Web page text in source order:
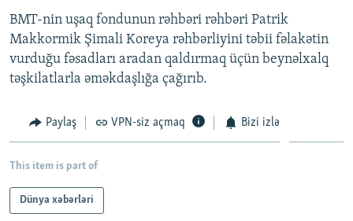
XƏBƏR BÜLLETENLƏRIMIZ
BMT-nin uşaq fondunun rəhbəri rəhbəri Patrik
Makkormik Şimali Koreya rəhbərliyini təbii fəlakətin
vurduğu fəsadları aradan qaldırmaq üçün beynəlxalq
təşkilatlarla əməkdaşlığa çağırıb.
Paylaş VPN-siz açmaq Bizi izlə
This item is part of
Dünya xəbərləri